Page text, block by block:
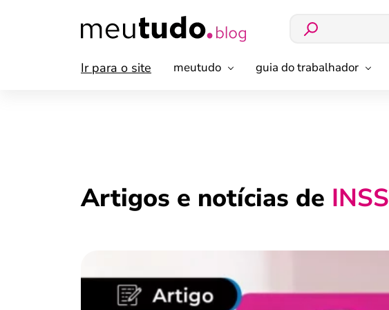
Ir para o site meutudo guia do trabalhador
Artigos e notícias de INSS